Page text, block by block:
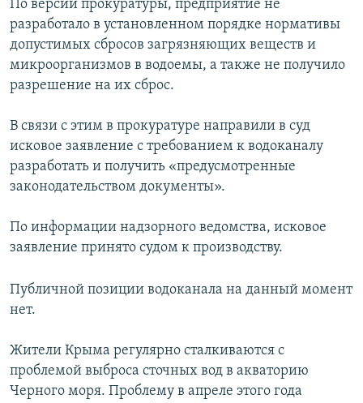
По версии прокуратуры, предприятие не
разработало в установленном порядке нормативы
допустимых сбросов загрязняющих веществ и
микроорганизмов в водоемы, а также не получило
разрешение на их сброс.
В связи с этим в прокуратуре направили в суд
исковое заявление с требованием к водоканалу
разработать и получить «предусмотренные
законодательством документы».
По информации надзорного ведомства, исковое
заявление принято судом к производству.
Публичной позиции водоканала на данный момент
нет.
Жители Крыма регулярно сталкиваются с
проблемой выброса сточных вод в акваторию
Черного моря. Проблему в апреле этого года